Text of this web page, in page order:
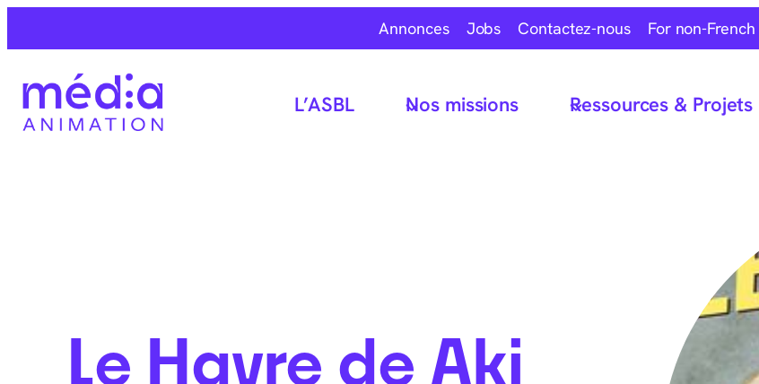
Annonces Jobs Contactez-nous For non-
L’ASBL Nos missions Ressources & Projets
Le Havre de Aki